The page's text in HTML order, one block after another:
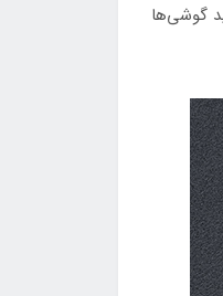
گوشی‌ها